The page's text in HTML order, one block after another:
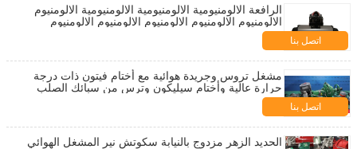
الرافعة الالومنيومية الالومنيومية الالومنيومية الالومنيوم
الالومنيوم الالومنيوم الالومنيوم الالومنيوم الالومنيوم
الالومنيوم الالومنيوم اتصل بنا
مشغل تروس وجريدة هوائية مع أختام فيتون ذات درجة
حرارة عالية وأختام سيليكون وترس من سبائك الصلب
المقوى اتصل بنا
الحديد الزهر مزدوج بالنيابة سكوتش نير المشغل الهوائي